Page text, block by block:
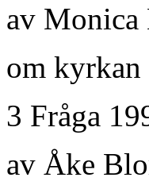
av Monica
om kyrkan
3 Fråga
av Åke